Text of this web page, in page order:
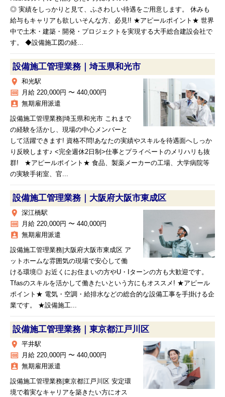
◎ 実績をしっかりと見て、ふさわしい待遇をご用意します。 休みも
給与もキャリアも欲しいそんな方、必見!! ★アピールポイント★ 世界
中で土木・建築・開発・プロジェクトを実現する大手総合建設会社で
す。 ◆設備施工図の経...
設備施工管理業務｜埼玉県和光市
place 和光駅
money 月給 220,000円 〜 440,000円
assignment_ind 無期雇用派遣
設備施工管理業務|埼玉県和光市 これまで
の経験を活かし、現場の中心メンバーと
して活躍できます! 資格不問!あなたの実績やスキルを待遇面へしっか
り反映します♪ <完全週休2日制>仕事とプライベートのメリハリも抜
群! ★アピールポイント★ 食品、製薬メーカーの工場、大学病院等
の実験手術室、官...
設備施工管理業務｜大阪府大阪市東成区
place 深江橋駅
money 月給 220,000円 〜 440,000円
assignment_ind 無期雇用派遣
設備施工管理業務|大阪府大阪市東成区 ア
ットホームな雰囲気の現場で安心して働
ける環境◎ お近くにお住まいの方やU・Iターンの方も大歓迎です。
Tfasのスキルを活かして働きたいという方にもオススメ! ★アピール
ポイント★ 電気・空調・給排水などの総合的な設備工事を手掛ける企
業です。 ★設備施工...
設備施工管理業務｜東京都江戸川区
place 平井駅
money 月給 220,000円 〜 440,000円
assignment_ind 無期雇用派遣
設備施工管理業務|東京都江戸川区 安定環
境で着実なキャリアを築きたい方にオス